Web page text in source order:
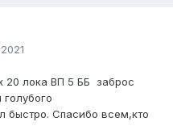
20 лока ВП 5 ББ заброс
быстро. Спасибо всем,кто